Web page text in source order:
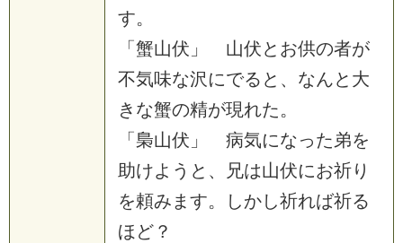
す。
「蟹山伏」 山伏とお供の者が
不気味な沢にでると、なんと大
きな蟹の精が現れた。
「梟山伏」 病気になった弟を
助けようと、兄は山伏にお祈り
を頼みます。しかし祈れば祈る
ほど？